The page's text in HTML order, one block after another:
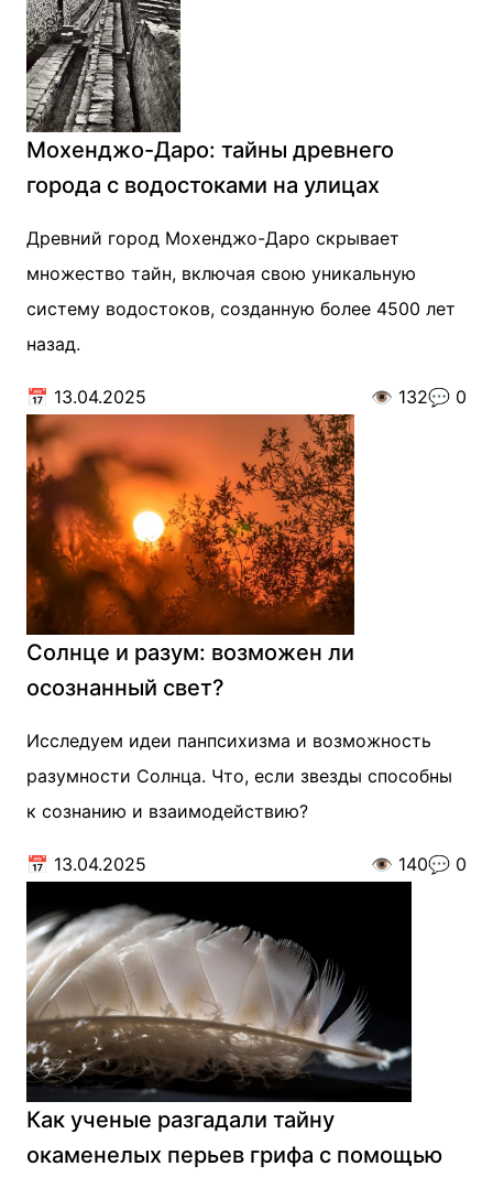
Мохенджо-Даро: тайны древнего
города с водостоками на улицах
Древний город Мохенджо-Даро скрывает
множество тайн, включая свою уникальную
систему водостоков, созданную более 4500 лет
назад.
📅 13.04.2025 👁️ 132💬 0
Солнце и разум: возможен ли
осознанный свет?
Исследуем идеи панпсихизма и возможность
разумности Солнца. Что, если звезды способны
к сознанию и взаимодействию?
📅 13.04.2025 👁️ 140💬 0
Как ученые разгадали тайну
окаменелых перьев грифа с помощью